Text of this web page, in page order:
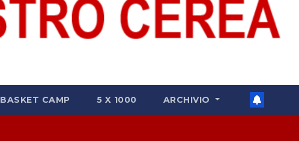
BASKET CAMP 5 X 1000 ARCHIVIO